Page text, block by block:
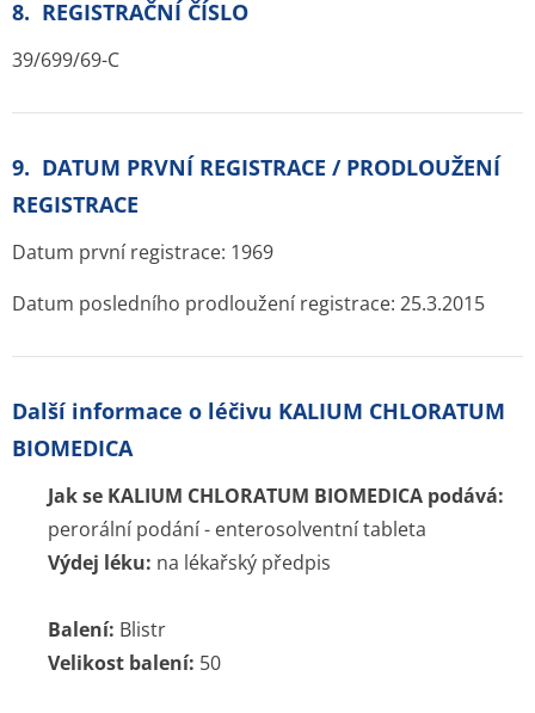
8. REGISTRAČNÍ ČÍSLO
39/699/69-C
9. DATUM PRVNÍ REGISTRACE / PRODLOUŽENÍ
REGISTRACE
Datum první registrace: 1969
Datum posledního prodloužení registrace: 25.3.2015
Další informace o léčivu KALIUM CHLORATUM
BIOMEDICA
Jak se KALIUM CHLORATUM BIOMEDICA podává:
perorální podání - enterosolventní tableta
Výdej léku: na lékařský předpis
Balení: Blistr
Velikost balení: 50